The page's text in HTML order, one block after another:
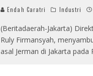
Endah Caratri Industri
(Beritadaerah-Jakarta)
Ruly Firmansyah,
asal Jerman di Jakarta